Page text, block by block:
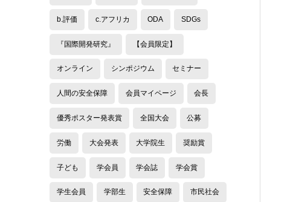
b.評価 c.アフリカ ODA SDGs
『国際開発研究』 【会員限定】
オンライン シンポジウム セミナー
人間の安全保障 会員マイページ 会長
優秀ポスター発表賞 全国大会 公募
労働 大会発表 大学院生 奨励賞
子ども 学会員 学会誌 学会賞
学生会員 学部生 安全保障 市民社会